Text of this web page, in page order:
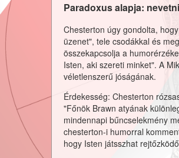
Paradoxus alapja:
Chesterton úgy gondolta,
üzenet", tele csodákkal és
összekapcsolja a
Isten, aki szereti minket". A
véletlenszerű jóságának.
Érdekesség: Chesterton
"Főnök Brawn atyának
mindennapi bűncselekmény
chesterton-i humorral
hogy Isten játsszhat